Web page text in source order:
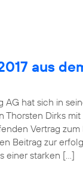
aus
hat sich in
Thorsten Dirks
Vertrag zum
Beitrag zur
einer starken […]